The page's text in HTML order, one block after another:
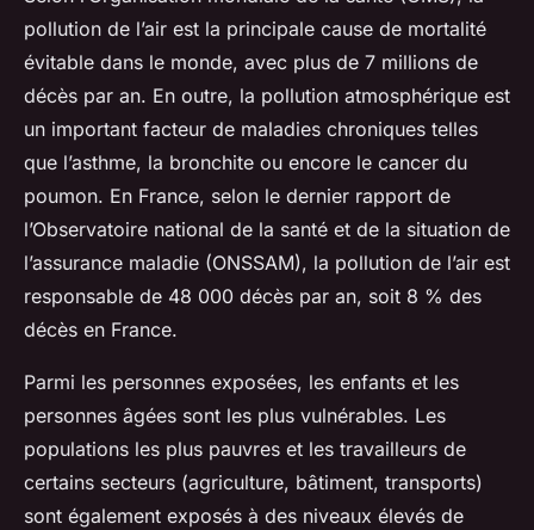
pollution de l’air est la principale cause de mortalité
évitable dans le monde, avec plus de 7 millions de
décès par an. En outre, la pollution atmosphérique est
un important facteur de maladies chroniques telles
que l’asthme, la bronchite ou encore le cancer du
poumon. En France, selon le dernier rapport de
l’Observatoire national de la santé et de la situation de
l’assurance maladie (ONSSAM), la pollution de l’air est
responsable de 48 000 décès par an, soit 8 % des
décès en France.
Parmi les personnes exposées, les enfants et les
personnes âgées sont les plus vulnérables. Les
populations les plus pauvres et les travailleurs de
certains secteurs (agriculture, bâtiment, transports)
sont également exposés à des niveaux élevés de